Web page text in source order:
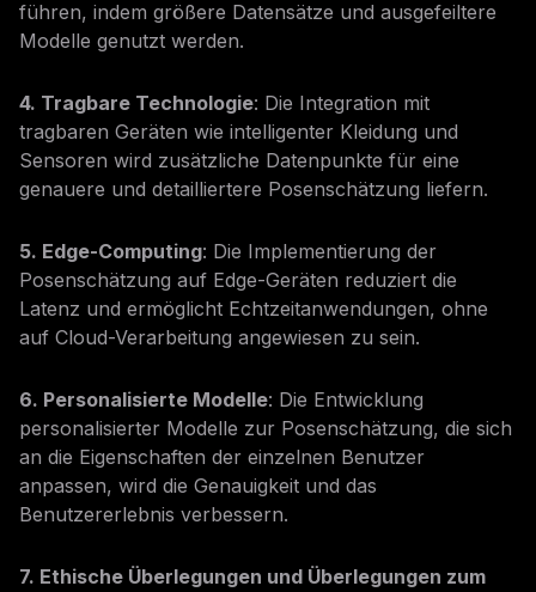
führen, indem größere Datensätze und ausgefeiltere
Modelle genutzt werden.
4. Tragbare Technologie: Die Integration mit
tragbaren Geräten wie intelligenter Kleidung und
Sensoren wird zusätzliche Datenpunkte für eine
genauere und detailliertere Posenschätzung liefern.
5. Edge-Computing: Die Implementierung der
Posenschätzung auf Edge-Geräten reduziert die
Latenz und ermöglicht Echtzeitanwendungen, ohne
auf Cloud-Verarbeitung angewiesen zu sein.
6. Personalisierte Modelle: Die Entwicklung
personalisierter Modelle zur Posenschätzung, die sich
an die Eigenschaften der einzelnen Benutzer
anpassen, wird die Genauigkeit und das
Benutzererlebnis verbessern.
7. Ethische Überlegungen und Überlegungen zum